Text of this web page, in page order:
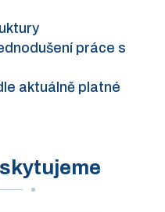
práce s
aktuálně platné